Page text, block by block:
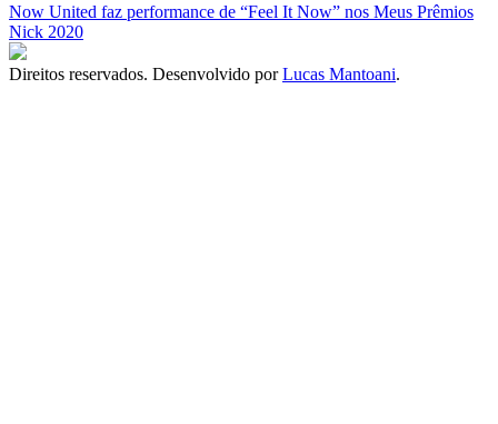
Now United faz performance de “Feel It Now” nos Meus Prêmios
Nick 2020
Direitos reservados. Desenvolvido porLucas Mantoani.